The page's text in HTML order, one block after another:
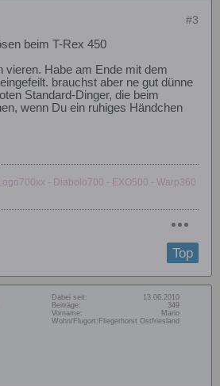
#3
beim T-Rex 450
vieren. Habe am Ende mit dem
brauchst aber ne gut dünne
Standard-Dinger, die beim
wenn Du ein ruhiges Händchen
- Diabolo700 - EXO500 - Warp360
Top
Dabei seit:
13.06.2010
Beiträge:
349
Vorname:
Mario
Wohn/Flugort: Fliegerhorst Ostfriesland